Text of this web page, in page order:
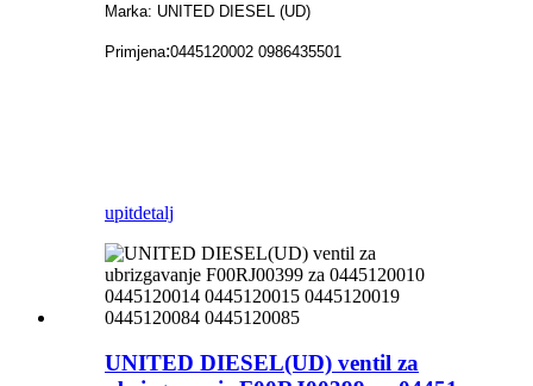
Marka: UNITED DIESEL (UD)
Primjena:0445120002 0986435501
upitdetalj
UNITED DIESEL(UD) ventil za